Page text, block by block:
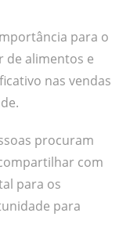
para o
de alimentos e
nas vendas
procuram
com
para os
para